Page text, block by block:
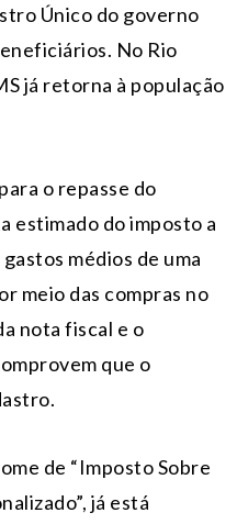
Único do governo
No Rio
já retorna à população
o repasse do
estimado do imposto a
médios de uma
meio das compras no
nota fiscal e o
que o
de “Imposto Sobre
já está